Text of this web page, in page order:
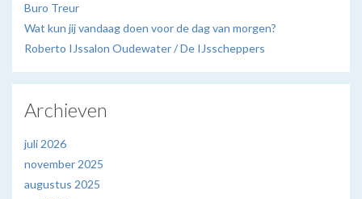
Buro Treur
Wat kun jij vandaag doen voor de dag van morgen?
Roberto IJssalon Oudewater / De IJsscheppers
Archieven
juli 2026
november 2025
augustus 2025